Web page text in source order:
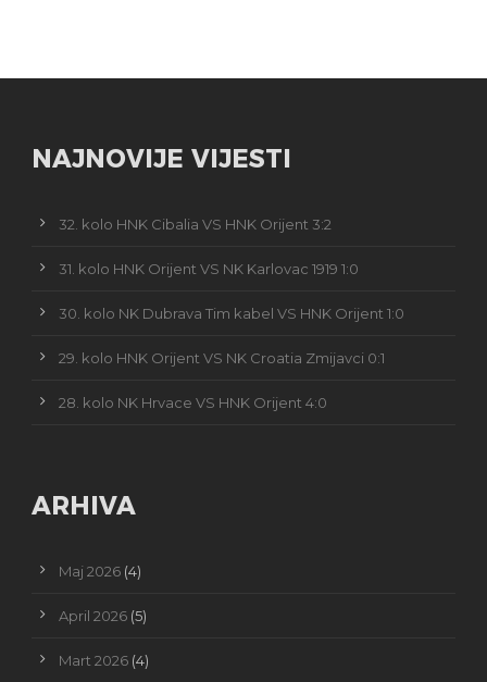
NAJNOVIJE VIJESTI
32. kolo HNK Cibalia VS HNK Orijent 3:2
31. kolo HNK Orijent VS NK Karlovac 1919 1:0
30. kolo NK Dubrava Tim kabel VS HNK Orijent 1:0
29. kolo HNK Orijent VS NK Croatia Zmijavci 0:1
28. kolo NK Hrvace VS HNK Orijent 4:0
ARHIVA
Maj 2026 (4)
April 2026 (5)
Mart 2026 (4)